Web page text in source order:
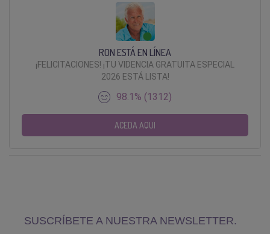
RON ESTÁ EN LÍNEA
¡FELICITACIONES! ¡TU VIDENCIA GRATUITA ESPECIAL
2026 ESTÁ LISTA!
98.1% (1312)
ACEDA AQUI